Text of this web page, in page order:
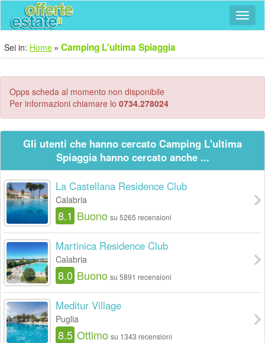
Sei in: Home Camping L'ultima Spiaggia
Opps scheda al momento non disponibile
Per informazioni chiamare lo 0734.278024
Gli utenti che hanno cercato Camping L'ultima
Spiaggia hanno cercato anche ...
La Castellana Residence Club
Calabria
8.1 Buono su 5265 recensioni
Martinica Residence Club
Calabria
8.0 Buono su 5891 recensioni
Meditur Village
Puglia
8.5 Ottimo su 1343 recensioni